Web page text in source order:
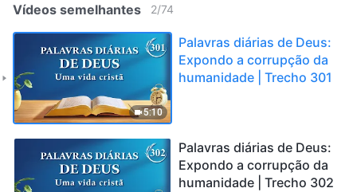
Vídeos semelhantes 2/74
5:10
Palavras diárias de Deus:
Expondo a corrupção da
humanidade | Trecho 301
Palavras diárias de Deus:
Expondo a corrupção da
humanidade | Trecho 302